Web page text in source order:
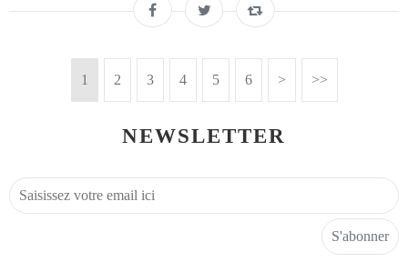
1 2 3 4 5 6 > >>
NEWSLETTER